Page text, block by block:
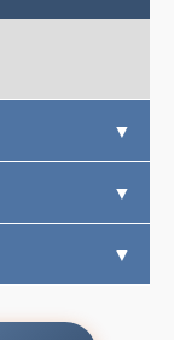
▼
▼
▼